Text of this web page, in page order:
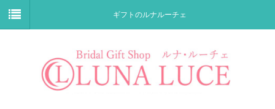
ギフトのルナルーチェ